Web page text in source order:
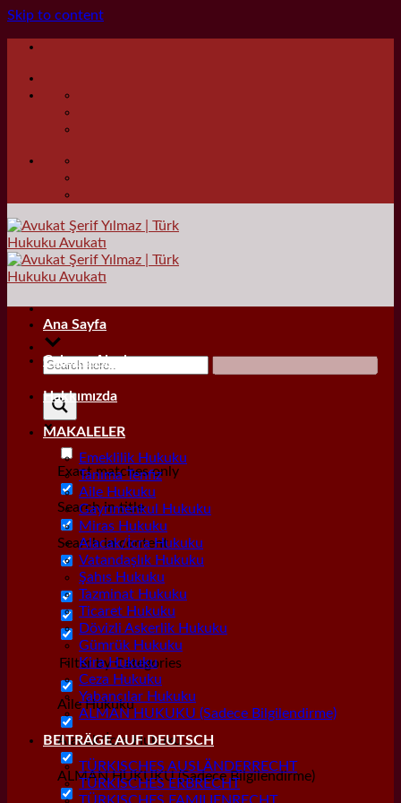
Skip to content
Exact matches only
Search in title
Search in content
Filter by Categories
Aile Hukuku
Alacak/İcra Hukuku
ALMAN HUKUKU (Sadece Bilgilendirme)
Ana Sayfa
Çalışma Alanları
Hakkımızda
MAKALELER
Emeklilik Hukuku
Tanıma Tenfiz
Aile Hukuku
Gayrımenkul Hukuku
Miras Hukuku
Alacak/İcra Hukuku
Vatandaşlık Hukuku
Şahıs Hukuku
Tazminat Hukuku
Ticaret Hukuku
Dövizli Askerlik Hukuku
Gümrük Hukuku
Kira Hukuku
Ceza Hukuku
Yabancılar Hukuku
ALMAN HUKUKU (Sadece Bilgilendirme)
BEITRÄGE AUF DEUTSCH
TÜRKISCHES AUSLÄNDERRECHT
TÜRKISCHES ERBRECHT